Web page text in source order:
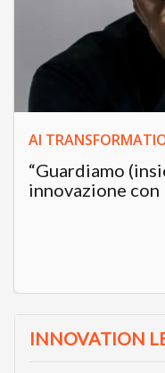
AI
“Guardiamo
innovazione con
INNOVATION